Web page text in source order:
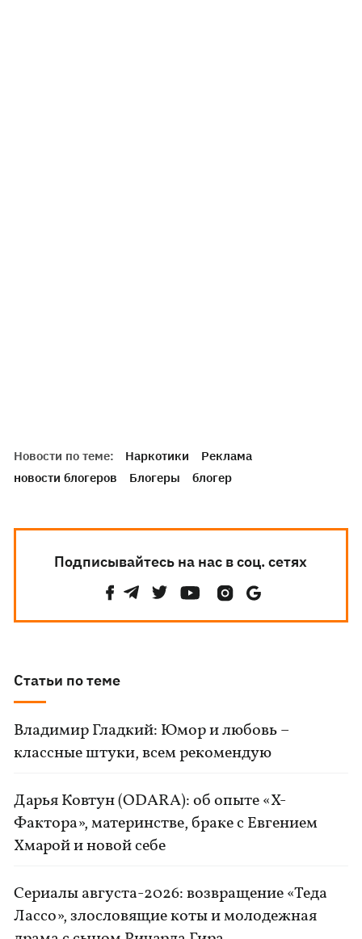
Новости по теме: Наркотики
Реклама
новости блогеров
Блогеры блогер
Подписывайтесь на нас в соц. сетях
Статьи по теме
Владимир Гладкий: Юмор и любовь –
классные штуки, всем рекомендую
Дарья Ковтун (ODARA): об опыте «Х-
Фактора», материнстве, браке с Евгением
Хмарой и новой себе
Сериалы августа-2026: возвращение «Теда
Лассо», злословящие коты и молодежная